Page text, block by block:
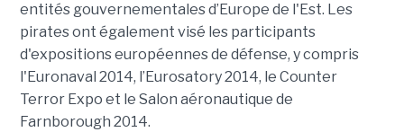
entités gouvernementales d’Europe de l'Est. Les
pirates ont également visé les participants
d'expositions européennes de défense, y compris
l'Euronaval 2014, l’Eurosatory 2014, le Counter
Terror Expo et le Salon aéronautique de
Farnborough 2014.